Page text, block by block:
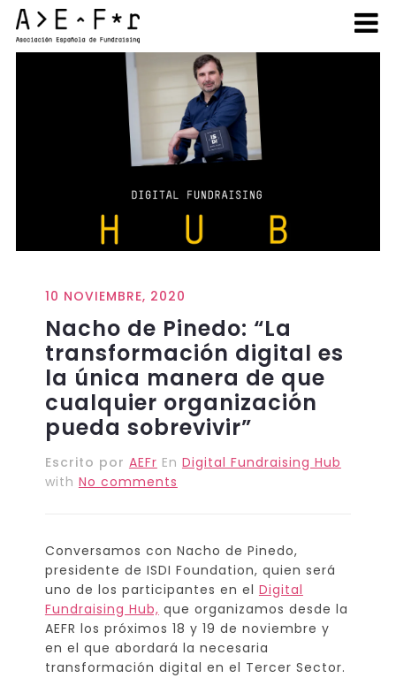
10 NOVIEMBRE, 2020
Nacho de Pinedo: “La
transformación digital es
la única manera de que
cualquier organización
pueda sobrevivir”
Escrito por AEFr En Digital Fundraising Hub
with No comments
Conversamos con Nacho de Pinedo,
presidente de ISDI Foundation, quien será
uno de los participantes en el Digital
Fundraising Hub, que organizamos desde la
AEFR los próximos 18 y 19 de noviembre y
en el que abordará la necesaria
transformación digital en el Tercer Sector.